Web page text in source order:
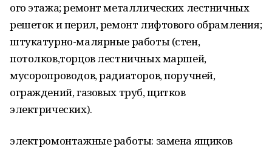
ого этажа; ремонт металлических лестничных
решеток и перил, ремонт лифтового обрамления;
штукатурно-малярные работы (стен,
потолков,торцов лестничных маршей,
мусоропроводов, радиаторов, поручней,
ограждений, газовых труб, щитков
электрических).
электромонтажные работы: замена ящиков